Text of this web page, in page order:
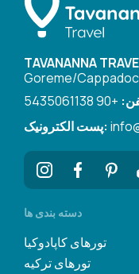
TAVANANNA
Goreme/
+90 5435061138
پست الکترونیک:
دسته بندی ها
تورهای کاپادوکیا
تورهای ترکیه